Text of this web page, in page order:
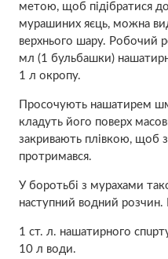
метою, щоб підібратися
мурашиних яєць, можна
верхнього шару. Робочий
мл (1 бульбашки)
1 л окропу.
Просочують нaшaтирем
кладуть його поверх
закривають плівкою, щоб
протримався.
У боротьбі з мурахами
наступний водний розчин.
1 ст. л. нашaтирного
10 л води.